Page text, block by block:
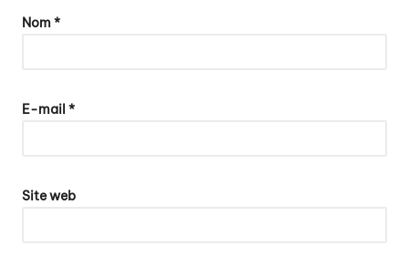
Nom *
E-mail *
Site web